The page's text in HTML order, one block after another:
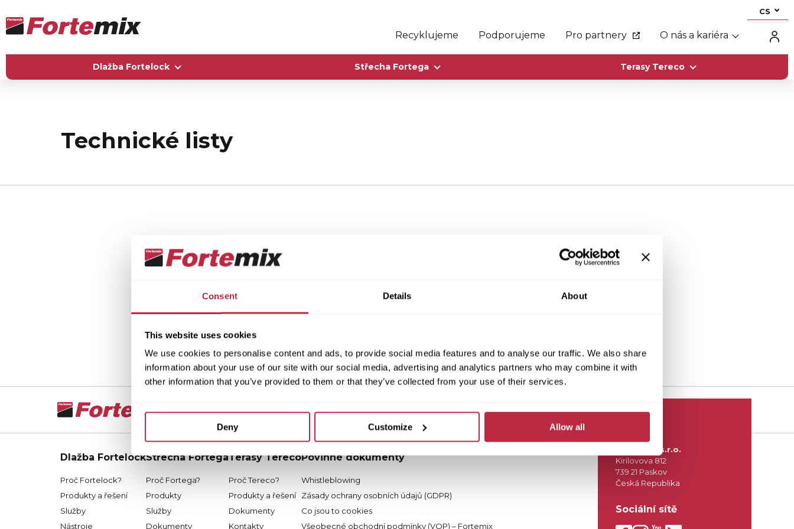
Consent Details About
This website uses cookies
We use cookies to personalise content and ads, to provide social media features and to analyse our traffic. We also share
information about your use of our site with our social media, advertising and analytics partners who may combine it with
other information that you’ve provided to them or that they’ve collected from your use of their services.
Deny Customize Allow all
CS
Recyklujeme Podporujeme Pro partnery O nás a kariéra
Dlažba Fortelock Střecha Fortega Terasy Tereco
Technické listy
Dlažba Fortelock
Proč Fortelock?
Produkty a řešení
Služby
Nástroje
Střecha Fortega
Proč Fortega?
Produkty
Služby
Dokumenty
Terasy Tereco
Proč Tereco?
Produkty a řešení
Dokumenty
Kontakty
Povinné dokumenty
Whistleblowing
Zásady ochrany osobních údajů (GDPR)
Co jsou to cookies
Všeobecné obchodní podmínky (VOP) – Fortemix
Fortemix, s.r.o.
Kirilovova 812
739 21 Paskov
Česká Republika
Sociální sítě